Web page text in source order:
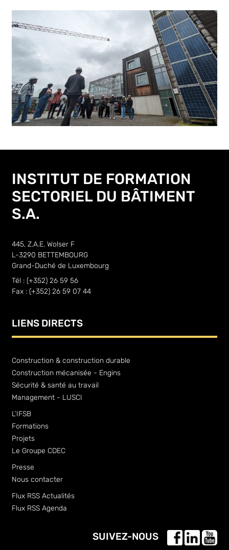
INSTITUT DE FORMATION
SECTORIEL DU BÂTIMENT
S.A.
445, Z.A.E. Wolser F
L-3290 BETTEMBOURG
Grand-Duché de Luxembourg
Tél : (+352) 26 59 56
Fax : (+352) 26 59 07 44
LIENS DIRECTS
Construction & construction durable
Construction mécanisée - Engins
Sécurité & santé au travail
Management - LUSCI
L’IFSB
Formations
Projets
Le Groupe CDEC
Presse
Nous contacter
Flux RSS Actualités
Flux RSS Agenda
SUIVEZ-NOUS